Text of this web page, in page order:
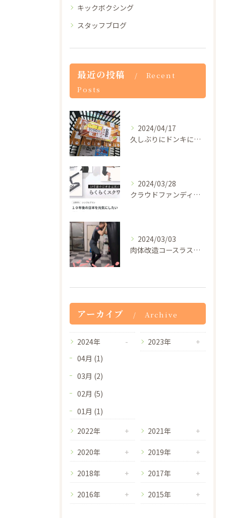
キックボクシング
スタッフブログ
最近の投稿
Recent
Posts
2024/04/17
久しぶりにドンキに行ったらザバスのプロテインドリンクが1本5...
2024/03/28
クラウドファンディングの審査が通過したので5月29日から一般...
2024/03/03
肉体改造コースラストの膝蹴り100発！
アーカイブ Archive
2024年
04月 (1)
03月 (2)
02月 (5)
01月 (1)
2023年
2022年 2021年
2020年 2019年
2018年 2017年
2016年 2015年